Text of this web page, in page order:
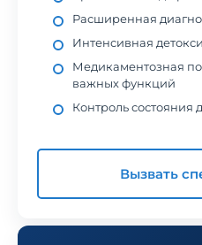
Расширенная
Интенсивная
Медикаментозная
важных функций
Контроль состояния
Вызвать